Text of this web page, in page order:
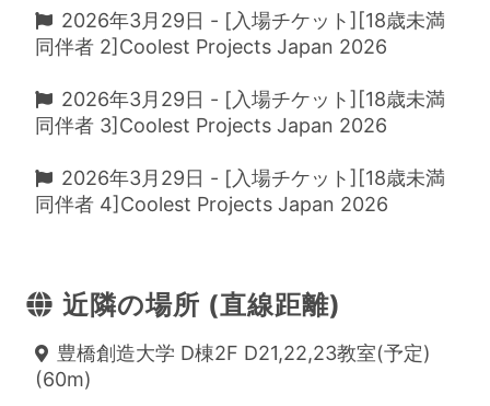
2026年3月29日 - [入場チケット][18歳未満
同伴者 2]Coolest Projects Japan 2026
2026年3月29日 - [入場チケット][18歳未満
同伴者 3]Coolest Projects Japan 2026
2026年3月29日 - [入場チケット][18歳未満
同伴者 4]Coolest Projects Japan 2026
近隣の場所 (直線距離)
豊橋創造大学 D棟2F D21,22,23教室(予定)
(60m)